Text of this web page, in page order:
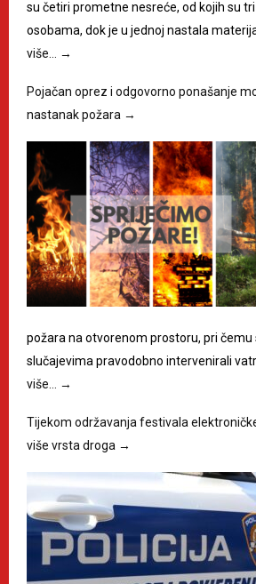
su četiri prometne nesreće, od kojih su
osobama, dok je u jednoj nastala
više…
→
Pojačan oprez i odgovorno ponašanje
nastanak požara →
požara na otvorenom prostoru, pri čemu
slučajevima pravodobno intervenirali
više…
→
Tijekom održavanja festivala
više vrsta droga →